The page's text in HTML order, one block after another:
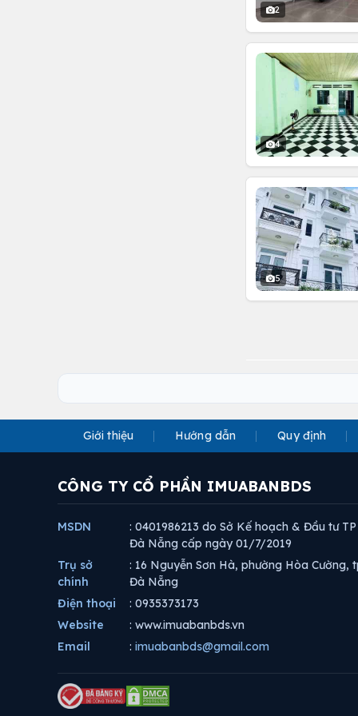
2
4
5
Giới thiệu Hướng dẫn Quy định
CÔNG TY CỔ PHẦN IMUABANBDS
MSDN
: 0401986213 do Sở Kế hoạch & Đầu tư TP
Đà Nẵng cấp ngày 01/7/2019
Trụ sở
chính
: 16 Nguyễn Sơn Hà, phường Hòa Cường,
Đà Nẵng
Điện thoại
: 0935373173
Website
: www.imuabanbds.vn
Email
: imuabanbds@gmail.com